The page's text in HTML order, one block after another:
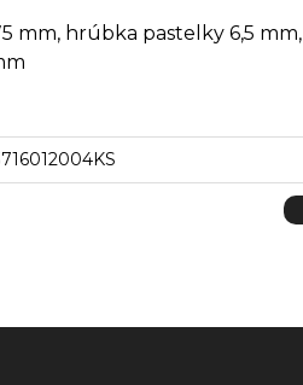
mm, hrúbka pastelky 6,5 mm,